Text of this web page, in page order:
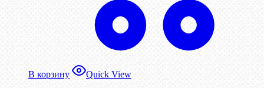
В корзину Quick View